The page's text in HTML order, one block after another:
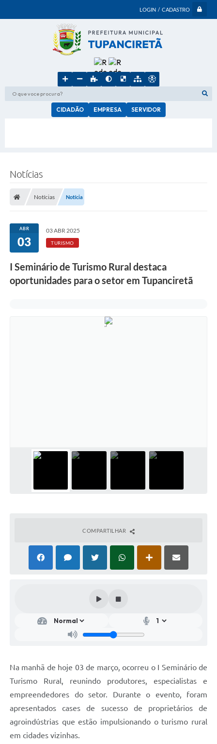
LOGIN / CADASTRO
O que voce procura?
CIDADÃO EMPRESA SERVIDOR
Notícias
Notícias Notícia
ABR
03
03 ABR 2025
TURISMO
I Seminário de Turismo Rural destaca
oportunidades para o setor em Tupanciretã
COMPARTILHAR
Na manhã de hoje 03 de março, ocorreu o I Seminário de
Turismo Rural, reunindo produtores, especialistas e
empreendedores do setor. Durante o evento, foram
apresentados cases de sucesso de proprietários de
agroindústrias que estão impulsionando o turismo rural
em cidades vizinhas.